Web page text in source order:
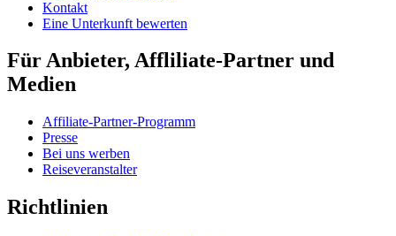
Kontakt
Eine Unterkunft bewerten
Für Anbieter, Affliliate-Partner und
Medien
Affiliate-Partner-Programm
Presse
Bei uns werben
Reiseveranstalter
Richtlinien